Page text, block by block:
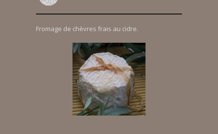
Fromage de chèvres frais au cidre.